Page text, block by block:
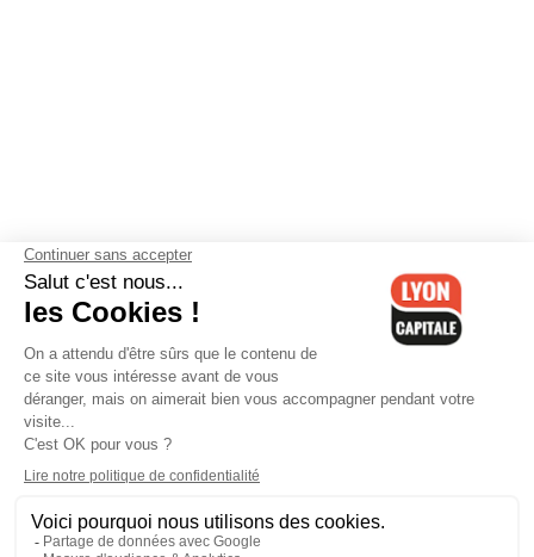
Contactez-nous-Mentions légales-CGV-Politique de